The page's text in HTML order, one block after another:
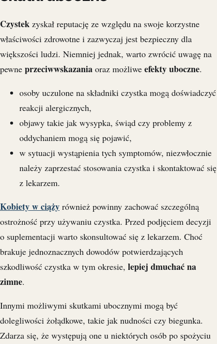
Czystek zyskał reputację ze względu na swoje korzystne
właściwości zdrowotne i zazwyczaj jest bezpieczny dla
większości ludzi. Niemniej jednak, warto zwrócić uwagę na
pewne przeciwwskazania oraz możliwe efekty uboczne.
osoby uczulone na składniki czystka mogą doświadczyć
reakcji alergicznych,
objawy takie jak wysypka, świąd czy problemy z
oddychaniem mogą się pojawić,
w sytuacji wystąpienia tych symptomów, niezwłocznie
należy zaprzestać stosowania czystka i skontaktować się
z lekarzem.
Kobiety w ciąży również powinny zachować szczególną
ostrożność przy używaniu czystka. Przed podjęciem decyzji
o suplementacji warto skonsultować się z lekarzem. Choć
brakuje jednoznacznych dowodów potwierdzających
szkodliwość czystka w tym okresie, lepiej dmuchać na
zimne.
Innymi możliwymi skutkami ubocznymi mogą być
dolegliwości żołądkowe, takie jak nudności czy biegunka.
Zdarza się, że występują one u niektórych osób po spożyciu